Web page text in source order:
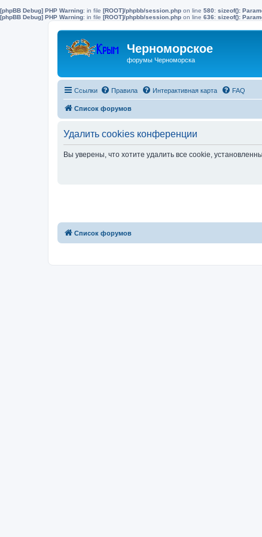
[phpBB Debug] PHP Warning: in file [ROOT]/phpbb/session.php on line 580: sizeof():
[phpBB Debug] PHP Warning: in file [ROOT]/phpbb/session.php on line 636: sizeof():
Черноморское
форумы Черноморска
Ссылки Правила Интерактивная карта FAQ
Список форумов
Удалить cookies конференции
Вы уверены, что хотите удалить все cookie,
Список форумов